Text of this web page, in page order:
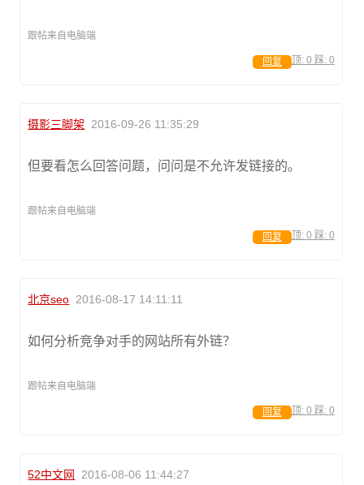
跟帖来自电脑端
顶: 0 踩: 0
回复
摄影三脚架 2016-09-26 11:35:29
但要看怎么回答问题，问问是不允许发链接的。
跟帖来自电脑端
顶: 0 踩: 0
回复
北京seo 2016-08-17 14:11:11
如何分析竞争对手的网站所有外链？
跟帖来自电脑端
顶: 0 踩: 0
回复
52中文网 2016-08-06 11:44:27